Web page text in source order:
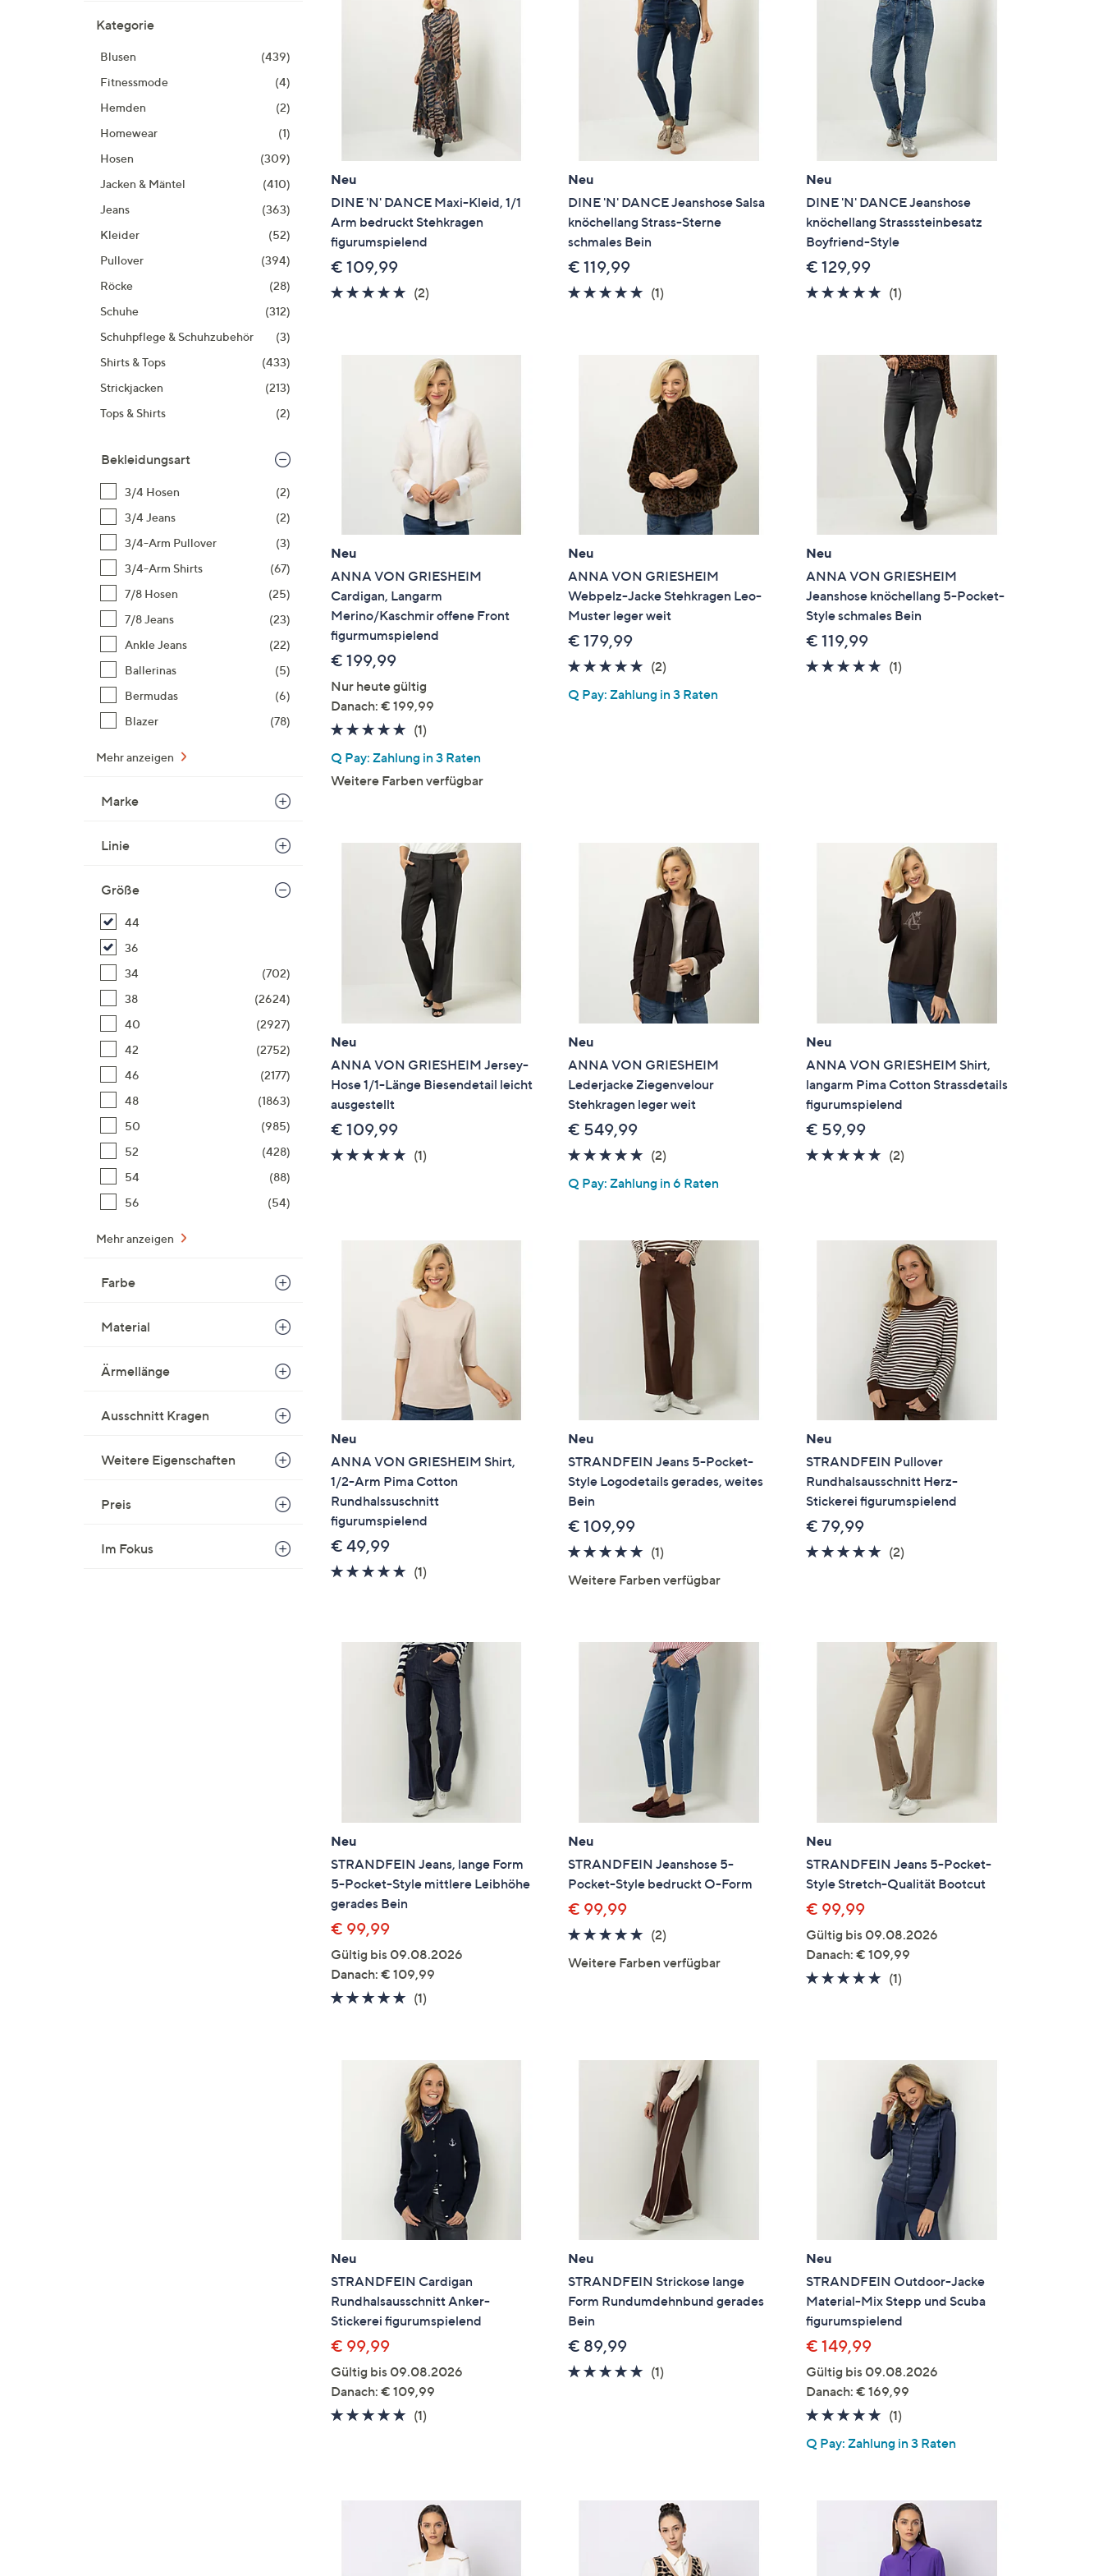
um
diese
anzuzeigen.
Kategorie
Blusen
(439)
Fitnessmode
(4)
Hemden
(2)
Homewear
(1)
Hosen
(309)
Jacken & Mäntel
(410)
Jeans
(363)
Kleider
(52)
Pullover
(394)
Röcke
(28)
Schuhe
(312)
Schuhpflege & Schuhzubehör
(3)
Shirts & Tops
(433)
Strickjacken
(213)
Tops & Shirts
(2)
Bekleidungsart
3/4 Hosen
(2)
3/4 Jeans
(2)
3/4-Arm Pullover
(3)
3/4-Arm Shirts
(67)
7/8 Hosen
(25)
7/8 Jeans
(23)
Ankle Jeans
(22)
Ballerinas
(5)
Bermudas
(6)
Blazer
(78)
Mehr anzeigen
Marke
Linie
Größe
44
36
34
(702)
38
(2624)
40
(2927)
42
(2752)
46
(2177)
48
(1863)
50
(985)
52
(428)
54
(88)
56
(54)
Mehr anzeigen
Farbe
Material
Ärmellänge
Ausschnitt Kragen
Weitere Eigenschaften
Preis
Im Fokus
Neu
DINE 'N' DANCE Maxi-Kleid, 1/1
Arm bedruckt Stehkragen
figurumspielend
€ 109,99
5.0
(2)2
Neu
DINE 'N' DANCE Jeanshose Salsa
knöchellang Strass-Sterne
schmales Bein
€ 119,99
5.0
(1)
Neu
DINE 'N' DANCE Jeanshose
knöchellang Strasssteinbesatz
Boyfriend-Style
€ 129,99
5.0
(1)
Neu
ANNA VON GRIESHEIM
Cardigan, Langarm
Merino/Kaschmir offene Front
figurmumspielend
€ 199,99
Nur heute gültig
Danach: € 199,99
5.0
5
(1)1
Q Pay: Zahlung in 3 Raten
Weitere Farben verfügbar
Neu
ANNA VON GRIESHEIM
Webpelz-Jacke Stehkragen Leo-
Muster leger weit
€ 179,99
5.0
5
(2)
Q Pay: Zahlung in 3 Raten
Neu
ANNA VON GRIESHEIM
Jeanshose knöchellang 5-Pocket-
Style schmales Bein
€ 119,99
5.0
(1)
Neu
ANNA VON GRIESHEIM Jersey-
Hose 1/1-Länge Biesendetail leicht
ausgestellt
€ 109,99
5.0
(1)1
Neu
ANNA VON GRIESHEIM
Lederjacke Ziegenvelour
Stehkragen leger weit
€ 549,99
5.0
5
(2)
Q Pay: Zahlung in 6 Raten
Neu
ANNA VON GRIESHEIM Shirt,
langarm Pima Cotton Strassdetails
figurumspielend
€ 59,99
5.0
(2)
Neu
ANNA VON GRIESHEIM Shirt,
1/2-Arm Pima Cotton
Rundhalssuschnitt
figurumspielend
€ 49,99
5.0
(1)1
Neu
STRANDFEIN Jeans 5-Pocket-
Style Logodetails gerades, weites
Bein
€ 109,99
5.0
(1)
Weitere Farben verfügbar
Neu
STRANDFEIN Pullover
Rundhalsausschnitt Herz-
Stickerei figurumspielend
€ 79,99
5.0
(2)
Neu
STRANDFEIN Jeans, lange Form
5-Pocket-Style mittlere Leibhöhe
gerades Bein
€ 99,99
Gültig bis 09.08.2026
Danach: € 109,99
5.0
(1)1
Neu
STRANDFEIN Jeanshose 5-
Pocket-Style bedruckt O-Form
€ 99,99
5.0
5
(2)
Weitere Farben verfügbar
Neu
STRANDFEIN Jeans 5-Pocket-
Style Stretch-Qualität Bootcut
€ 99,99
Gültig bis 09.08.2026
Danach: € 109,99
5.0
(1)
Neu
STRANDFEIN Cardigan
Rundhalsausschnitt Anker-
Stickerei figurumspielend
€ 99,99
Gültig bis 09.08.2026
Danach: € 109,99
5.0
(1)1
Neu
STRANDFEIN Strickose lange
Form Rundumdehnbund gerades
Bein
€ 89,99
5.0
(1)
Neu
STRANDFEIN Outdoor-Jacke
Material-Mix Stepp und Scuba
figurumspielend
€ 149,99
Gültig bis 09.08.2026
Danach: € 169,99
5.0
5
(1)
Q Pay: Zahlung in 3 Raten